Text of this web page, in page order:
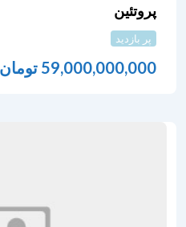
پروتئین
پر بازدید
59,000,000,000 تومان